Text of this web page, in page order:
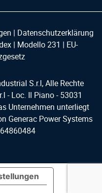
| Datenschutzerklärung
| Modello 231 | EU-
S.r.l, Alle Rechte
- Loc. Il Piano - 53031
Unternehmen unterliegt
Generac Power Systems